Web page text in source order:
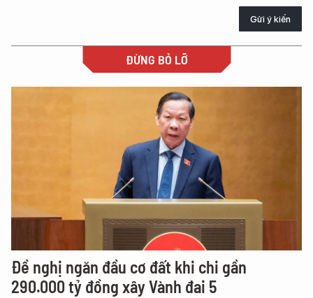
Gửi ý kiến
ĐỪNG BỎ LỠ
Đề nghị ngăn đầu cơ đất khi chi gần
290.000 tỷ đồng xây Vành đai 5